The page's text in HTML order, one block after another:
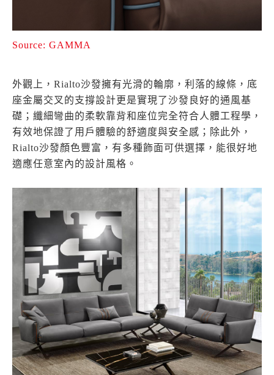
Source: GAMMA
外觀上，Rialto沙發擁有光滑的輪廓，利落的線條，底
座金屬交叉的支撐設計更是實現了沙發良好的通風基
礎；纖細彎曲的柔軟靠背和座位完全符合人體工程學，
有效地保證了用戶體驗的舒適度與安全感；除此外，
Rialto沙發顏色豐富，有多種飾面可供選擇，能很好地
適應任意室內的設計風格。